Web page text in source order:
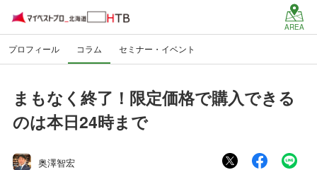
AREA
プロフィール コラム セミナー・イベント
まもなく終了！限定価格で購入できる
のは本日24時まで
奥澤智宏